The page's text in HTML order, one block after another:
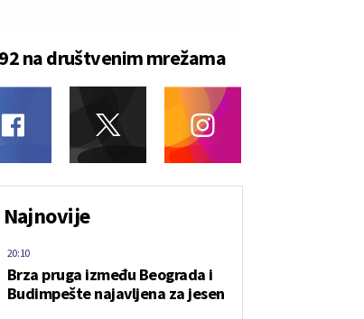
na društvenim mrežama
Najnovije
Brza pruga između Beograda i
Budimpešte najavljena za jesen
20:10